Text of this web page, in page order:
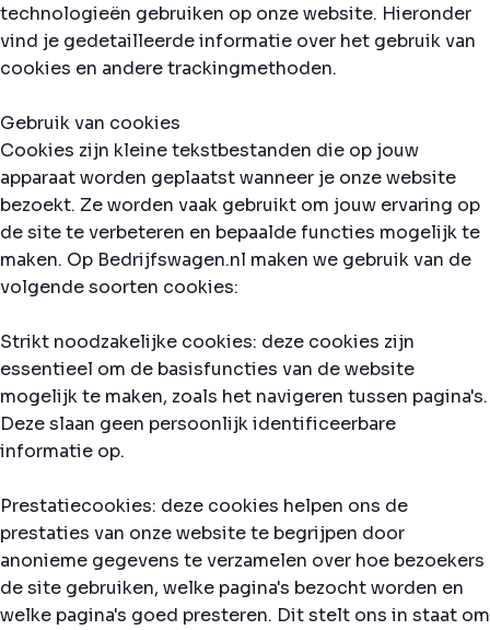
technologieën gebruiken op onze website. Hieronder
vind je gedetailleerde informatie over het gebruik van
cookies en andere trackingmethoden.
Gebruik van cookies
Cookies zijn kleine tekstbestanden die op jouw
apparaat worden geplaatst wanneer je onze website
bezoekt. Ze worden vaak gebruikt om jouw ervaring op
de site te verbeteren en bepaalde functies mogelijk te
maken. Op Bedrijfswagen.nl maken we gebruik van de
volgende soorten cookies:
Strikt noodzakelijke cookies: deze cookies zijn
essentieel om de basisfuncties van de website
mogelijk te maken, zoals het navigeren tussen pagina's.
Deze slaan geen persoonlijk identificeerbare
informatie op.
Prestatiecookies: deze cookies helpen ons de
prestaties van onze website te begrijpen door
anonieme gegevens te verzamelen over hoe bezoekers
de site gebruiken, welke pagina's bezocht worden en
welke pagina's goed presteren. Dit stelt ons in staat om